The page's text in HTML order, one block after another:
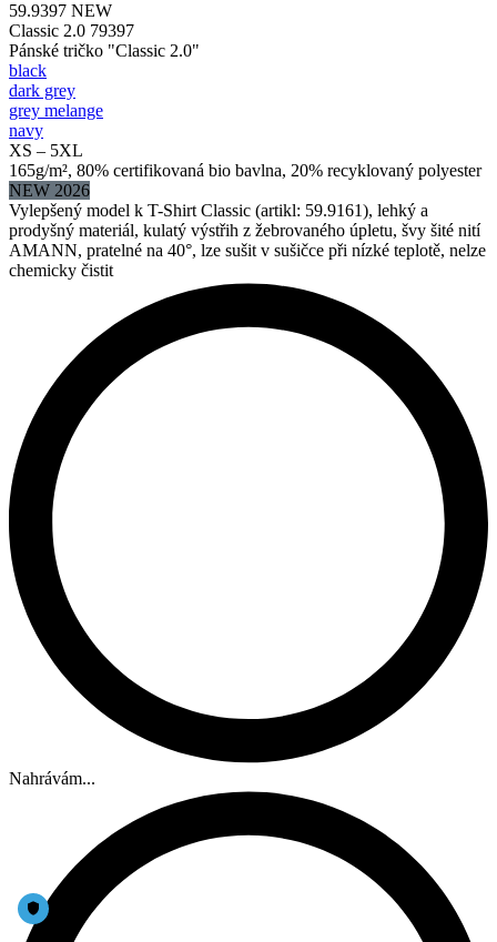
59.9397 NEW
Classic 2.0 79397
Pánské tričko "Classic 2.0"
black
dark grey
grey melange
navy
XS – 5XL
165g/m², 80% certifikovaná bio bavlna, 20% recyklovaný polyester
NEW 2026
Vylepšený model k T-Shirt Classic (artikl: 59.9161), lehký a
prodyšný materiál, kulatý výstřih z žebrovaného úpletu, švy šité nití
AMANN, pratelné na 40°, lze sušit v sušičce při nízké teplotě, nelze
chemicky čistit
Nahrávám...